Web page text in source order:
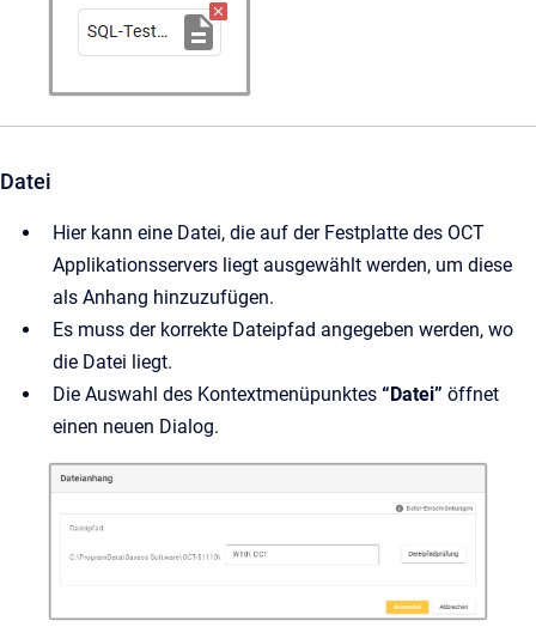
Datei
Hier kann eine Datei, die auf der Festplatte des OCT
Applikationsservers liegt ausgewählt werden, um diese
als Anhang hinzuzufügen.
Es muss der korrekte Dateipfad angegeben werden, wo
die Datei liegt.
Die Auswahl des Kontextmenüpunktes “Datei” öffnet
einen neuen Dialog.